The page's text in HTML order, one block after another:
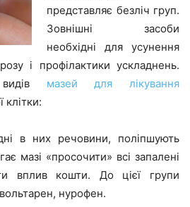
представляє безліч груп.
Зовнішні засоби
необхідні для усунення
і профілактики ускладнень.
мазей для лікування
клітки:
в них речовини, поліпшують
мазі «просочити» всі запалені
вплив кошти. До цієї групи
нурофен.